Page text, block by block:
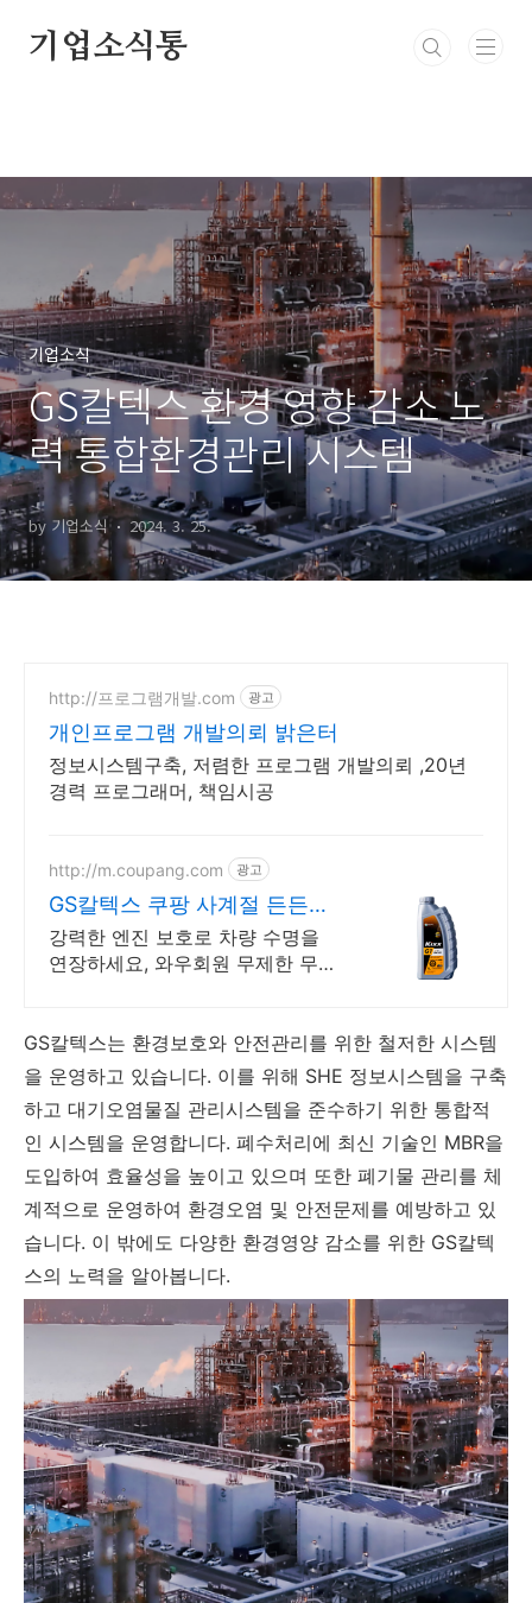
기업소식통
기업소식
GS칼텍스 환경 영향 감소 노
력 통합환경관리 시스템
by 기업소식 2024. 3. 25.
http://프로그램개발.com 광고
개인프로그램 개발의뢰 밝은터
정보시스템구축, 저렴한 프로그램 개발의뢰 ,20년
경력 프로그래머, 책임시공
http://m.coupang.com 광고
GS칼텍스 쿠팡 사계절 든든한
성능
강력한 엔진 보호로 차량 수명을
연장하세요, 와우회원 무제한 무료
세요.
GS칼텍스는 환경보호와 안전관리를 위한 철저한 시스템
을 운영하고 있습니다. 이를 위해 SHE 정보시스템을 구축
하고 대기오염물질 관리시스템을 준수하기 위한 통합적
인 시스템을 운영합니다. 폐수처리에 최신 기술인 MBR을
도입하여 효율성을 높이고 있으며 또한 폐기물 관리를 체
계적으로 운영하여 환경오염 및 안전문제를 예방하고 있
습니다. 이 밖에도 다양한 환경영양 감소를 위한 GS칼텍
스의 노력을 알아봅니다.